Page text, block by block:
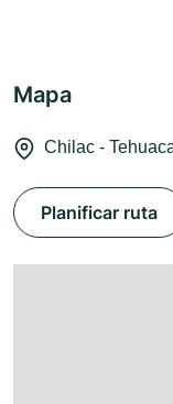
Mapa
Chilac -
Planificar ruta